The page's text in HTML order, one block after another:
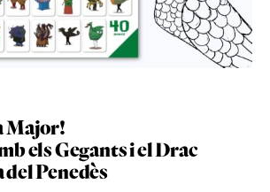
Major!
els Gegants i el Drac
Penedès